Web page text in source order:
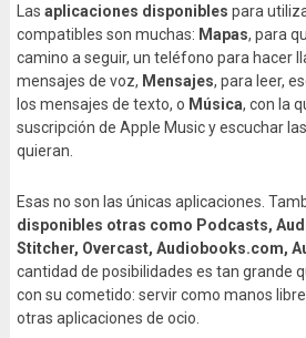
Las aplicaciones disponibles para
compatibles son muchas: Mapas, para
camino a seguir, un teléfono para hacer
mensajes de voz, Mensajes, para leer,
los mensajes de texto, o Música, con la
suscripción de Apple Music y escuchar
quieran.
Esas no son las únicas aplicaciones.
disponibles otras como Podcasts,
Stitcher, Overcast, Audiobooks.com,
cantidad de posibilidades es tan grande
con su cometido: servir como manos
otras aplicaciones de ocio.